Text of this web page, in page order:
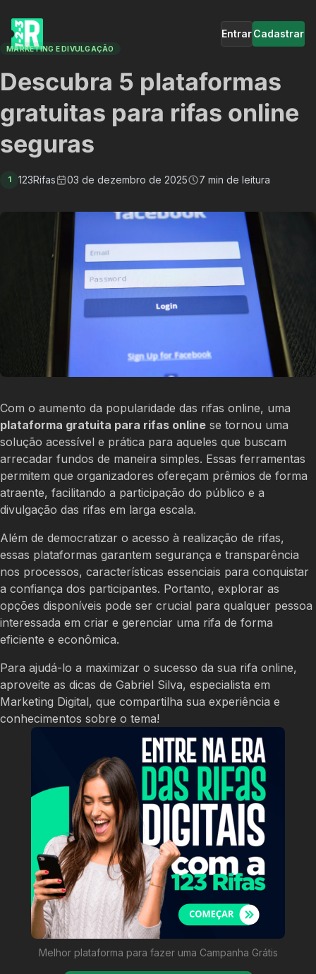
EntrarCadastrar
MARKETING E DIVULGAÇÃO
Descubra 5 plataformas
gratuitas para rifas online
seguras
1 123Rifas 03 de dezembro de 2025 7 min de leitura
Com o aumento da popularidade das rifas online, uma
plataforma gratuita para rifas online se tornou uma
solução acessível e prática para aqueles que buscam
arrecadar fundos de maneira simples. Essas ferramentas
permitem que organizadores ofereçam prêmios de forma
atraente, facilitando a participação do público e a
divulgação das rifas em larga escala.
Além de democratizar o acesso à realização de rifas,
essas plataformas garantem segurança e transparência
nos processos, características essenciais para conquistar
a confiança dos participantes. Portanto, explorar as
opções disponíveis pode ser crucial para qualquer pessoa
interessada em criar e gerenciar uma rifa de forma
eficiente e econômica.
Para ajudá-lo a maximizar o sucesso da sua rifa online,
aproveite as dicas de Gabriel Silva, especialista em
Marketing Digital, que compartilha sua experiência e
conhecimentos sobre o tema!
Melhor plataforma para fazer uma Campanha Grátis